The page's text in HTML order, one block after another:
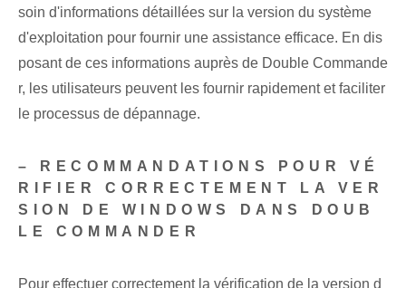
soin d'informations détaillées sur la version du système
d'exploitation pour fournir une assistance efficace. En dis
posant de ces informations auprès de Double Commande
r, les utilisateurs peuvent les fournir rapidement et faciliter
le processus de dépannage.
– RECOMMANDATIONS POUR VÉ
RIFIER CORRECTEMENT LA VER
SION DE WINDOWS DANS DOUB
LE COMMANDER
Pour effectuer correctement la vérification de la version d